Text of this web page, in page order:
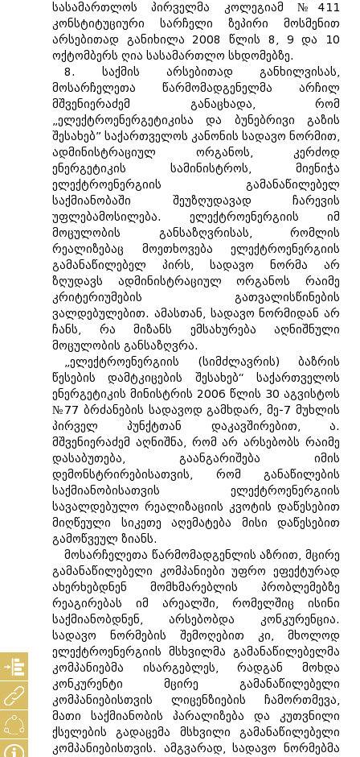
სასამართლოს პირველმა კოლეგიამ №411
კონსტიტუციური სარჩელი ზეპირი მოსმენით
არსებითად განიხილა 2008 წლის 8, 9 და 10
ოქტომბერს ღია სასამართლო სხდომებზე.
8. საქმის არსებითად განხილვისას,
მოსარჩელეთა წარმომადგენელმა არჩილ
მშვენიერაძემ განაცხადა, რომ
„ელექტროენერგეტიკისა და ბუნებრივი გაზის
შესახებ” საქართველოს კანონის სადავო ნორმით,
ადმინისტრაციულ ორგანოს, კერძოდ
ენერგეტიკის სამინისტროს, მიენიჭა
ელექტროენერგიის გამანაწილებელ
საქმიანობაში შეუზღუდავად ჩარევის
უფლებამოსილება. ელექტროენერგიის იმ
მოცულობის განსაზღვრისას, რომლის
რეალიზებაც მოეთხოვება ელექტროენერგიის
გამანაწილებელ პირს, სადავო ნორმა არ
ზღუდავს ადმინისტრაციულ ორგანოს რაიმე
კრიტერიუმების გათვალისწინების
ვალდებულებით. ამასთან, სადავო ნორმიდან არ
ჩანს, რა მიზანს ემსახურება აღნიშნული
მოცულობის განსაზღვრა.
„ელექტროენერგიის (სიმძლავრის) ბაზრის
წესების დამტკიცების შესახებ“ საქართველოს
ენერგეტიკის მინისტრის 2006 წლის 30 აგვისტოს
№77 ბრძანების სადავოდ გამხდარ, მე-7 მუხლის
პირველ პუნქტთან დაკავშირებით, ა.
მშვენიერაძემ აღნიშნა, რომ არ არსებობს რაიმე
დასაბუთება, გაანგარიშება იმის
დემონსტრირებისათვის, რომ განაწილების
საქმიანობისათვის ელექტროენერგიის
სავალდებულო რეალიზაციის კვოტის დაწესებით
მიღწეული სიკეთე აღემატება მისი დაწესებით
გამოწვეულ ზიანს.
მოსარჩელეთა წარმომადგენლის აზრით, მცირე
გამანაწილებელი კომპანიები უფრო ეფექტურად
ახერხებდნენ მომხმარებლის პრობლემებზე
რეაგირებას იმ არეალში, რომელშიც ისინი
საქმიანობდნენ, არსებობდა კონკურენცია.
სადავო ნორმების შემოღებით კი, მხოლოდ
ელექტროენერგიის მსხვილმა გამანაწილებელმა
კომპანიებმა ისარგებლეს, რადგან მოხდა
კონკურენტი მცირე გამანაწილებელი
კომპანიებისთვის ლიცენზიების ჩამორთმევა,
მათი საქმიანობის პარალიზება და კუთვნილი
ქსელების გადაცემა მსხვილი გამანაწილებელი
კომპანიებისთვის. ამგვარად, სადავო ნორმებმა